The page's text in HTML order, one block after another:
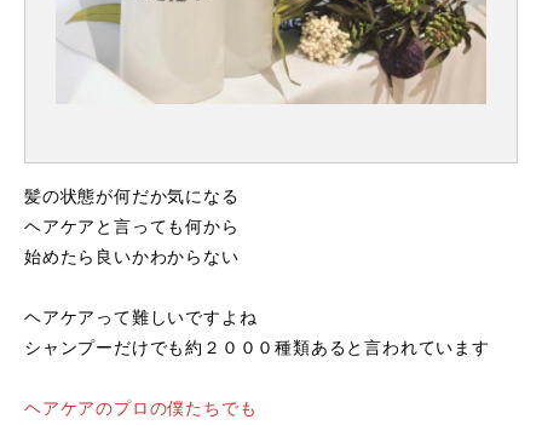
髪の状態が何だか気になる
ヘアケアと言っても何から
始めたら良いかわからない
ヘアケアって難しいですよね
シャンプーだけでも約２０００種類あると言われています
ヘアケアのプロの僕たちでも